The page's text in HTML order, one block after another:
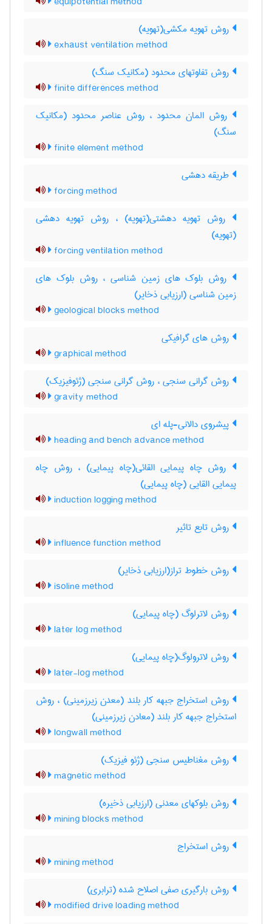
روش تهویه مکشی(تهویه)
exhaust ventilation method
روش تفاوتهای محدود (مکانیک سنگ)
finite differences method
روش المان محدود ، روش عناصر محدود (مکانیک
سنگ)
finite element method
طریقه دهشی
forcing method
روش تهویه دهشتی(تهویه) ، روش تهویه دهشی
(تهویه)
forcing ventilation method
روش بلوک های زمین شناسی ، روش بلوک های
زمین شناسی (ارزیابی ذخایر)
geological blocks method
روش های گرافیکی
graphical method
روش گرانی سنجی ، روش گرانی سنجی (ژئوفیزیک)
gravity method
پیشروی دالانی-پله ای
heading and bench advance method
روش چاه پیمایی القائی(چاه پیمایی) ، روش چاه
پیمایی القایی (چاه پیمایی)
induction logging method
روش تابع تاثیر
influence function method
روش خطوط تراز(ارزیابی ذخایر)
isoline method
روش لاترلوگ (چاه پیمایی)
later log method
روش لاترولوگ(چاه پیمایی)
later-log method
روش استخراج جبهه کار بلند (معدن زیرزمینی) ، روش
استخراج جبهه کار بلند (معادن زیرزمینی)
longwall method
روش مغناطیس سنجی (ژئو فیزیک)
magnetic method
روش بلوکهای معدنی (ارزیابی ذخیره)
mining blocks method
روش استخراج
mining method
روش بارگیری صفی اصلاح شده (ترابری)
modified drive loading method